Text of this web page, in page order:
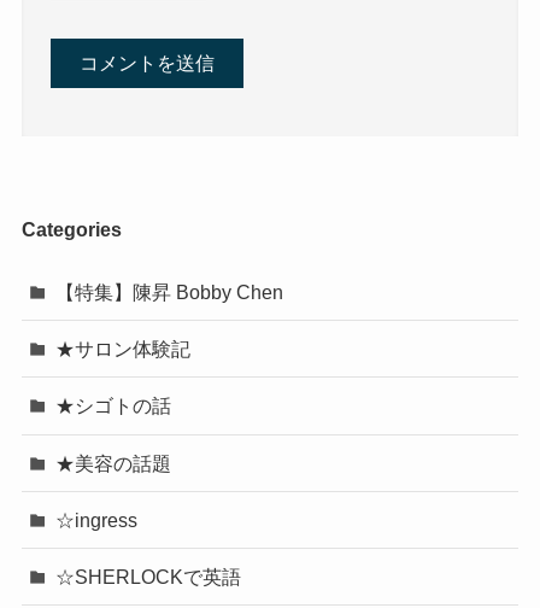
Categories
【特集】陳昇 Bobby Chen
★サロン体験記
★シゴトの話
★美容の話題
☆ingress
☆SHERLOCKで英語